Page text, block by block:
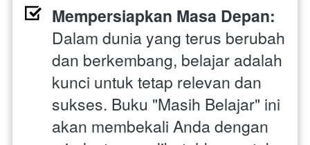
Mempersiapkan Masa Depan:
Dalam dunia yang terus berubah
dan berkembang, belajar adalah
kunci untuk tetap relevan dan
sukses. Buku "Masih Belajar" ini
akan membekali Anda dengan